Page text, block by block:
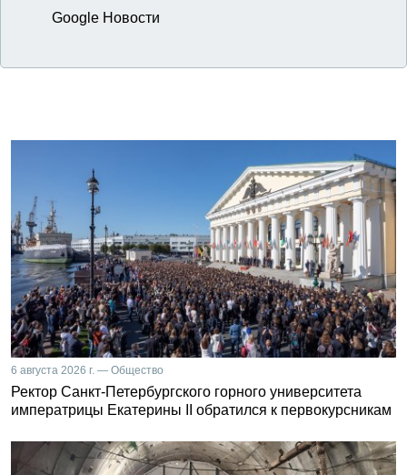
Google Новости
6 августа 2026 г. — Общество
Ректор Санкт-Петербургского горного университета
императрицы Екатерины II обратился к первокурсникам